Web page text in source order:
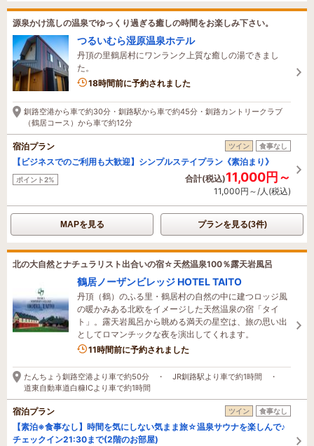
源泉かけ流しの温泉でゆっくり過ぎる癒しの時間をお楽しみ下さい。
つるいむら湿原温泉ホテル
丹頂の里鶴居村にワンランク上質な癒しの湯できまし
た。
18時間前に予約されました
釧路空港から車で約30分・釧路駅から車で約45分・釧路カントリークラブ
（鶴居コース）から車で約12分
宿泊プラン ツイン 食事なし
【ビジネスでのご利用も大歓迎】シンプルステイプラン《素泊まり》
ポイント2% 合計(税込)11,000円～
11,000円～/人(税込)
MAPを見る プランを見る(3件)
北の大自然とナチュラリスト出合いの宿☆天然温泉100％露天岩風呂
鶴居ノーザンビレッジ HOTEL TAITO
丹頂（鶴）のふる里・鶴居村の自然の中に建つロッジ風
の暖かみある北欧をイメージした天然温泉の宿「タイ
ト」。露天岩風呂から眺める満天の星空は、旅の思い出
としてロマンチックな夜を演出してくれます。
11時間前に予約されました
たんちょう釧路空港より車で約50分 ・ JR釧路駅より車で約1時間 ・
道東自動車道白糠ICより車で約1時間
宿泊プラン ツイン 食事なし
【素泊※食事なし】時間を気にしない気まま旅☆温泉サウナを楽しんで♪
チェックイン21:30まで(2階のお部屋)